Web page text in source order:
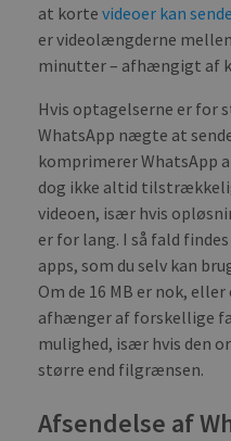
at korte videoer kan
er videolængderne
minutter – afhængigt af
Hvis optagelserne er for
WhatsApp nægte at
komprimerer WhatsApp
dog ikke altid
videoen, især hvis
er for lang. I så fald
apps, som du selv kan
Om de 16 MB er nok,
afhænger af forskellige
mulighed, især hvis den
større end filgrænsen.
Afsendelse af